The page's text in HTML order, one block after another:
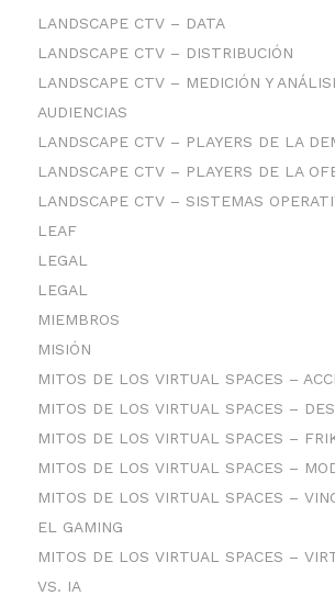
LANDSCAPE CTV – DATA
LANDSCAPE CTV – DISTRIBUCIÓN
LANDSCAPE CTV – MEDICIÓN Y
AUDIENCIAS
LANDSCAPE CTV – PLAYERS DE LA
LANDSCAPE CTV – PLAYERS DE LA
LANDSCAPE CTV – SISTEMAS
LEAF
LEGAL
LEGAL
MIEMBROS
MISIÓN
MITOS DE LOS VIRTUAL SPACES –
MITOS DE LOS VIRTUAL SPACES –
MITOS DE LOS VIRTUAL SPACES –
MITOS DE LOS VIRTUAL SPACES –
MITOS DE LOS VIRTUAL SPACES –
EL GAMING
MITOS DE LOS VIRTUAL SPACES –
VS. IA